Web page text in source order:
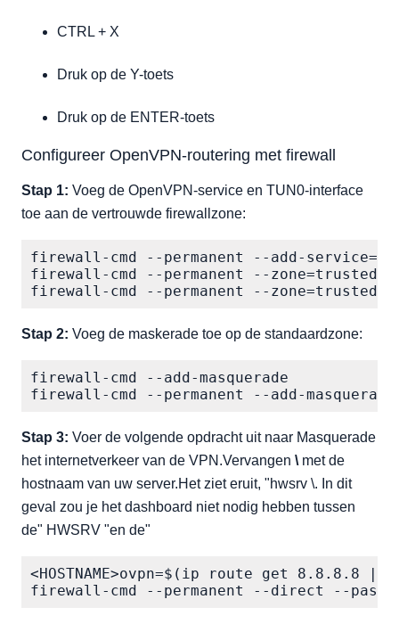
CTRL + X
Druk op de Y-toets
Druk op de ENTER-toets
Configureer OpenVPN-routering met firewall
Stap 1: Voeg de OpenVPN-service en TUN0-interface
toe aan de vertrouwde firewallzone:
firewall-cmd --permanent --add-
firewall-cmd --permanent --zone=trusted --
firewall-cmd --permanent --zone=trusted
Stap 2: Voeg de maskerade toe op de standaardzone:
firewall-cmd --add-masquerade
firewall-cmd --permanent --add-masquerade
Stap 3: Voer de volgende opdracht uit naar Masquerade
het internetverkeer van de VPN.Vervangen \ met de
hostnaam van uw server.Het ziet eruit, "hwsrv \. In dit
geval zou je het dashboard niet nodig hebben tussen
de" HWSRV "en de"
<HOSTNAME>ovpn=$(ip route get 8.8.8.8
firewall-cmd --permanent --direct --